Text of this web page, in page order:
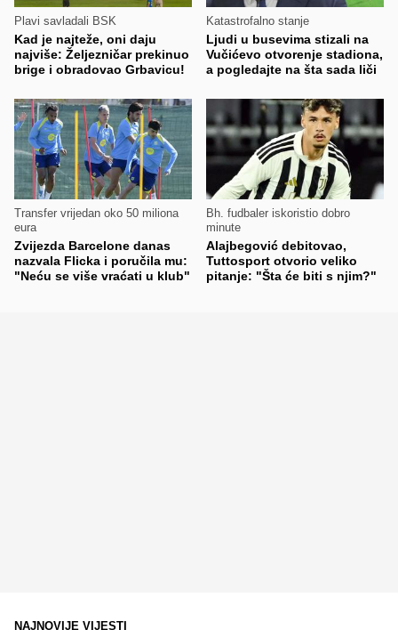
Plavi savladali BSK
Kad je najteže, oni daju
najviše: Željezničar prekinuo
brige i obradovao Grbavicu!
Katastrofalno stanje
Ljudi u busevima stizali na
Vučićevo otvorenje stadiona,
a pogledajte na šta sada liči
Transfer vrijedan oko 50 miliona
eura
Zvijezda Barcelone danas
nazvala Flicka i poručila mu:
"Neću se više vraćati u klub"
Bh. fudbaler iskoristio dobro
minute
Alajbegović debitovao,
Tuttosport otvorio veliko
pitanje: "Šta će biti s njim?"
NAJNOVIJE VIJESTI